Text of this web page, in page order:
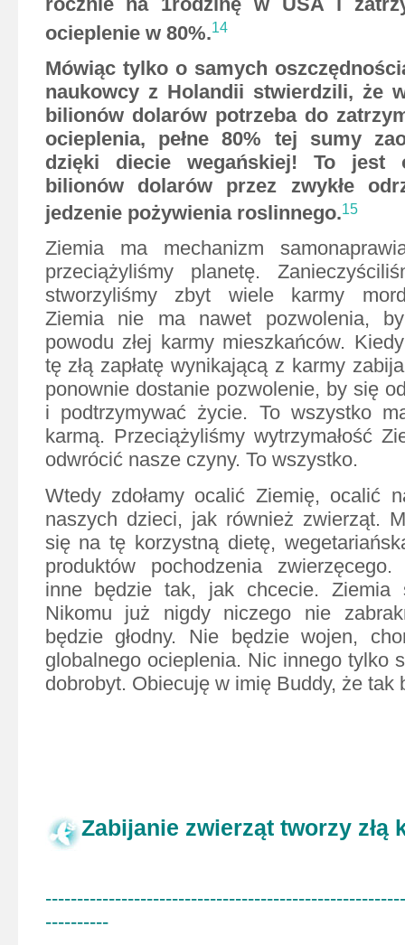
ocieplenie w 80%.14
Mówiąc tylko o samych
naukowcy z Holandii stwierdzili, że
bilionów dolarów potrzeba do
ocieplenia, pełne 80% tej sumy
dzięki diecie wegańskiej! To jest
bilionów dolarów przez zwykłe
jedzenie pożywienia roslinnego.15
Ziemia ma mechanizm
przeciążyliśmy planetę.
stworzyliśmy zbyt wiele karmy
Ziemia nie ma nawet pozwolenia,
powodu złej karmy mieszkańców.
tę złą zapłatę wynikającą z karmy
ponownie dostanie pozwolenie, by się
i podtrzymywać życie. To wszystko
karmą. Przeciążyliśmy wytrzymałość
odwrócić nasze czyny. To wszystko.
Wtedy zdołamy ocalić Ziemię, ocalić
naszych dzieci, jak również zwierząt.
się na tę korzystną dietę,
produktów pochodzenia
inne będzie tak, jak chcecie. Ziemia
Nikomu już nigdy niczego nie
będzie głodny. Nie będzie wojen,
globalnego ocieplenia. Nic innego tylko
dobrobyt. Obiecuję w imię Buddy, że tak
Zabijanie zwierząt tworzy złą
----------